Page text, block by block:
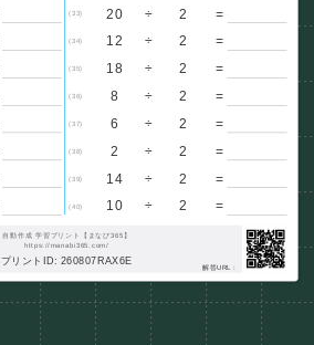
(33) 20 ÷ 2 =
(34) 12 ÷ 2 =
(35) 18 ÷ 2 =
(36) 8 ÷ 2 =
(37) 6 ÷ 2 =
(38) 2 ÷ 2 =
(39) 14 ÷ 2 =
(40) 10 ÷ 2 =
自動作成 学習プリント【まなび365】
https://manabi365.com/
プリントID: 260807RAX6E
解答URL :